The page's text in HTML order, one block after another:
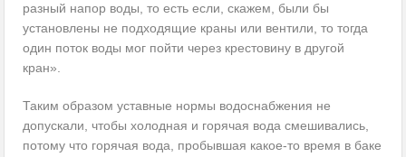
разный напор воды, то есть если, скажем, были бы
установлены не подходящие краны или вентили, то тогда
один поток воды мог пойти через крестовину в другой
кран».
Таким образом уставные нормы водоснабжения не
допускали, чтобы холодная и горячая вода смешивались,
потому что горячая вода, пробывшая какое-то время в баке